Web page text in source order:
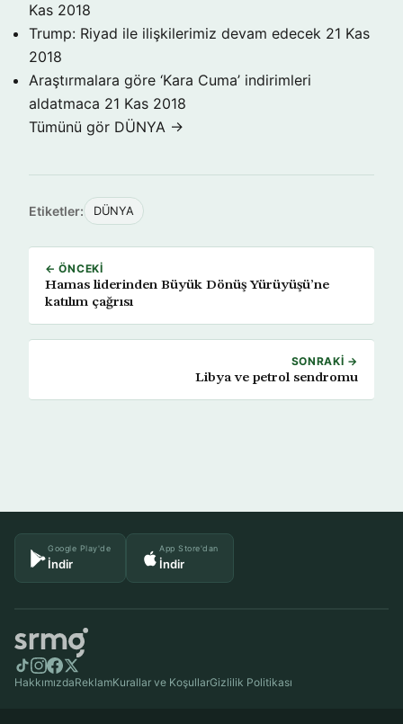
Kas 2018
Trump: Riyad ile ilişkilerimiz devam edecek 21 Kas
2018
Araştırmalara göre ‘Kara Cuma’ indirimleri
aldatmaca 21 Kas 2018
Tümünü gör DÜNYA →
Etiketler: DÜNYA
← ÖNCEKI
Hamas liderinden Büyük Dönüş Yürüyüşü’ne
katılım çağrısı
SONRAKI →
Libya ve petrol sendromu
Google Play'de
İndir
App Store'dan
İndir
HakkımızdaReklamKurallar ve KoşullarGizlilik Politikası